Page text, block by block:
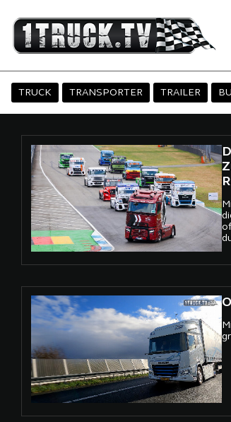
TRUCK TRANSPORTER TRAILER